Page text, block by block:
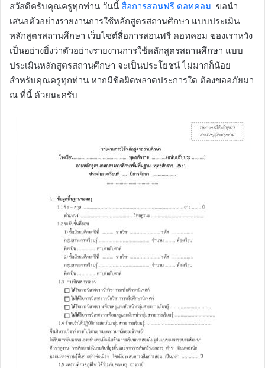
สวัสดีครับคุณครูทุกท่าน วันนี้ สื่อการสอนฟรี ดอทคอม ขอนำ
เสนอตัวอย่างรายงานการใช้หลักสูตรสถานศึกษา แบบประเมิน
หลักสูตรสถานศึกษา เว็บไซต์สื่อการสอนฟรี ดอทคอม ของเราหวัง
เป็นอย่างยิ่งว่าตัวอย่างรายงานการใช้หลักสูตรสถานศึกษา แบบ
ประเมินหลักสูตรสถานศึกษา จะเป็นประโยชน์ ไม่มากก็น้อย
สำหรับคุณครูทุกท่าน หากมีข้อผิดพลาดประการใด ต้องขออภัยมา
ณ ที่นี้ ด้วยนะครับ